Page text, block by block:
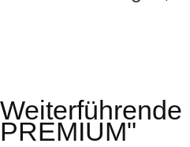
Weiterführende
PREMIUM"